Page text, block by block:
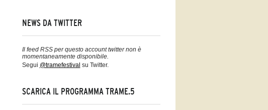
NEWS DA TWITTER
Il feed RSS per questo account twitter non è
momentaneamente disponibile.
Segui @tramefestival su Twitter.
SCARICA IL PROGRAMMA TRAME.5